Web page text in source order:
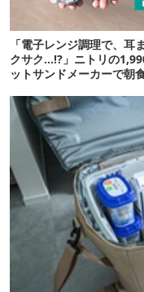
「電子レンジ調理で、耳
クサク…!?」ニトリの
ットサンドメーカーで朝